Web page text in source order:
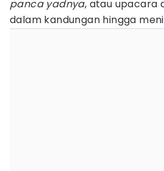
panca yadnya, atau upacara
dalam kandungan hingga